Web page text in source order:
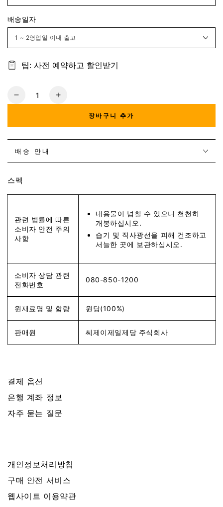
배송일자
팁: 사전 예약하고 할인받기
수
량
장바구니 추가
배송 안내
스펙
관련 법률에 따른
소비자 안전 주의
사항
내용물이 넘칠 수 있으니 천천히
개봉하십시오.
습기 및 직사광선을 피해 건조하고
서늘한 곳에 보관하십시오.
소비자 상담 관련
전화번호
080-850-1200
원재료명 및 함량 원당(100%)
판매원 씨제이제일제당 주식회사
결제 옵션
은행 계좌 정보
자주 묻는 질문
개인정보처리방침
구매 안전 서비스
웹사이트 이용약관